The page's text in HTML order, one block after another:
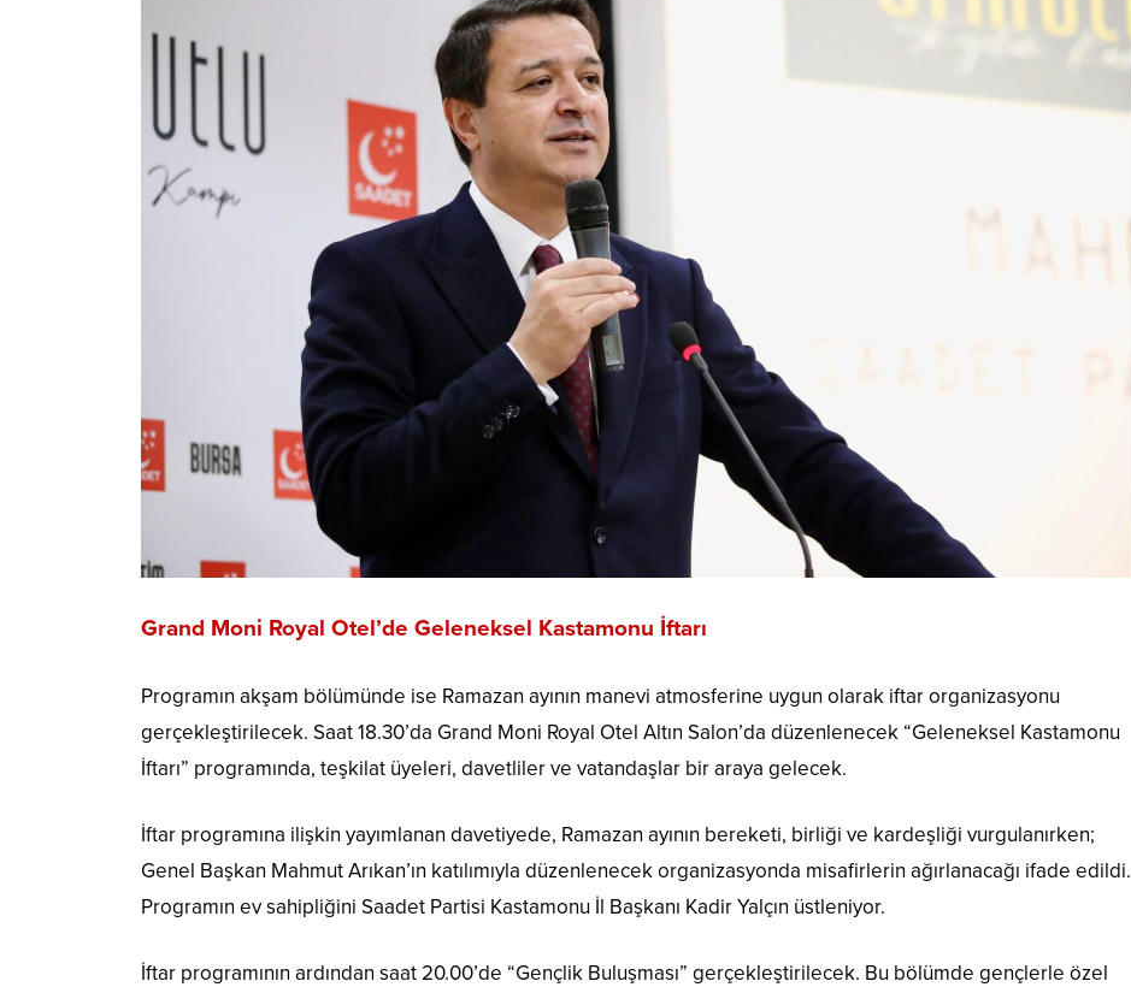
Grand Moni Royal Otel’de Geleneksel Kastamonu İftarı
Programın akşam bölümünde ise Ramazan ayının manevi atmosferine uygun olarak iftar organizasyonu
gerçekleştirilecek. Saat 18.30’da Grand Moni Royal Otel Altın Salon’da düzenlenecek “Geleneksel Kastamonu
İftarı” programında, teşkilat üyeleri, davetliler ve vatandaşlar bir araya gelecek.
İftar programına ilişkin yayımlanan davetiyede, Ramazan ayının bereketi, birliği ve kardeşliği vurgulanırken;
Genel Başkan Mahmut Arıkan’ın katılımıyla düzenlenecek organizasyonda misafirlerin ağırlanacağı ifade edildi.
Programın ev sahipliğini Saadet Partisi Kastamonu İl Başkanı Kadir Yalçın üstleniyor.
İftar programının ardından saat 20.00’de “Gençlik Buluşması” gerçekleştirilecek. Bu bölümde gençlerle özel